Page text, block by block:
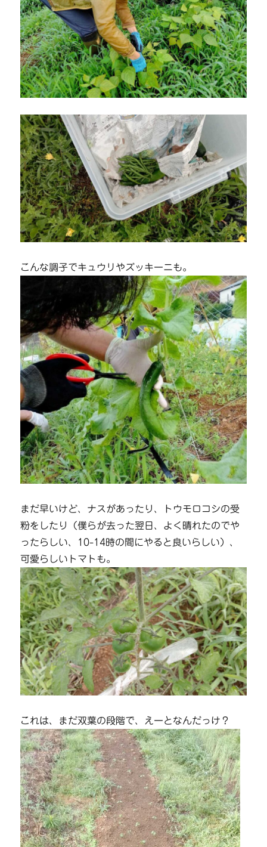
こんな調子でキュウリやズッキーニも。
まだ早いけど、ナスがあったり、トウモロコシの受
粉をしたり（僕らが去った翌日、よく晴れたのでや
ったらしい、10-14時の間にやると良いらしい）、
可愛らしいトマトも。
これは、まだ双葉の段階で、えーとなんだっけ？